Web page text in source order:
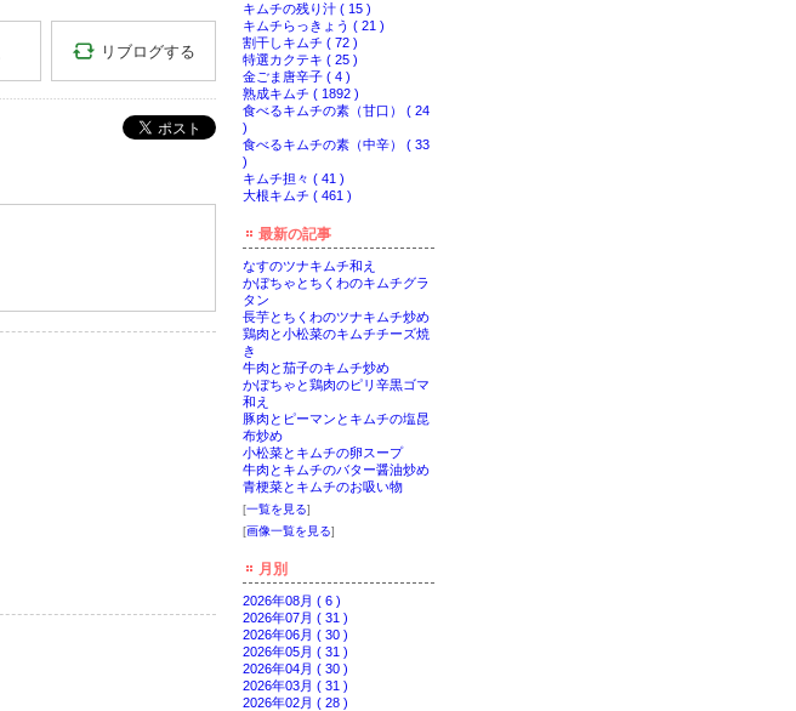
キムチの残り汁 ( 15 )
キムチらっきょう ( 21 )
割干しキムチ ( 72 )
特選カクテキ ( 25 )
金ごま唐辛子 ( 4 )
熟成キムチ ( 1892 )
食べるキムチの素（甘口） ( 24
)
食べるキムチの素（中辛） ( 33
)
キムチ担々 ( 41 )
大根キムチ ( 461 )
最新の記事
なすのツナキムチ和え
かぼちゃとちくわのキムチグラ
タン
長芋とちくわのツナキムチ炒め
鶏肉と小松菜のキムチチーズ焼
き
牛肉と茄子のキムチ炒め
かぼちゃと鶏肉のピリ辛黒ゴマ
和え
豚肉とピーマンとキムチの塩昆
布炒め
小松菜とキムチの卵スープ
牛肉とキムチのバター醤油炒め
青梗菜とキムチのお吸い物
[一覧を見る]
[画像一覧を見る]
月別
2026年08月 ( 6 )
2026年07月 ( 31 )
2026年06月 ( 30 )
2026年05月 ( 31 )
2026年04月 ( 30 )
2026年03月 ( 31 )
2026年02月 ( 28 )
リブログする
ポスト